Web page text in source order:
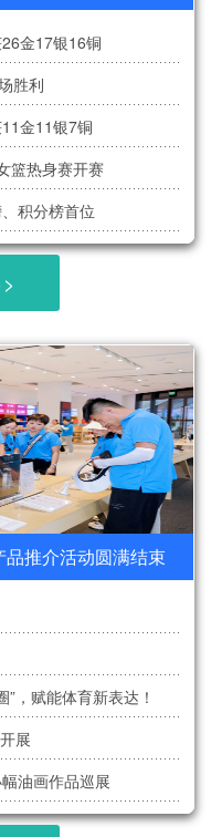
金17银16铜
胜利
金11银7铜
篮热身赛开赛
积分榜首位
品推介活动圆满结束
，赋能体育新表达！
展
油画作品巡展